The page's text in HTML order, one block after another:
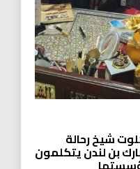
شيخ رحالة
بن لندن يتكلمون